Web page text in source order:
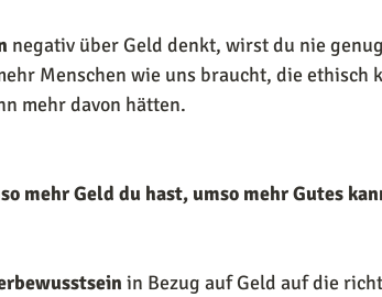
negativ über Geld denkt, wirst du nie
Menschen wie uns braucht, die ethisch
mehr davon hätten.
mehr Geld du hast, umso mehr Gutes
in Bezug auf Geld auf die